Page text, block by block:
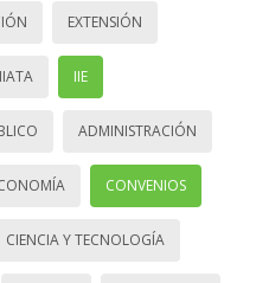
EXTENSIÓN
IIATA IIE
ADMINISTRACIÓN
CONVENIOS
CIENCIA Y TECNOLOGÍA